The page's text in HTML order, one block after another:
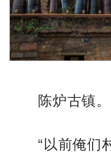
陈炉古镇。
“以前俺们